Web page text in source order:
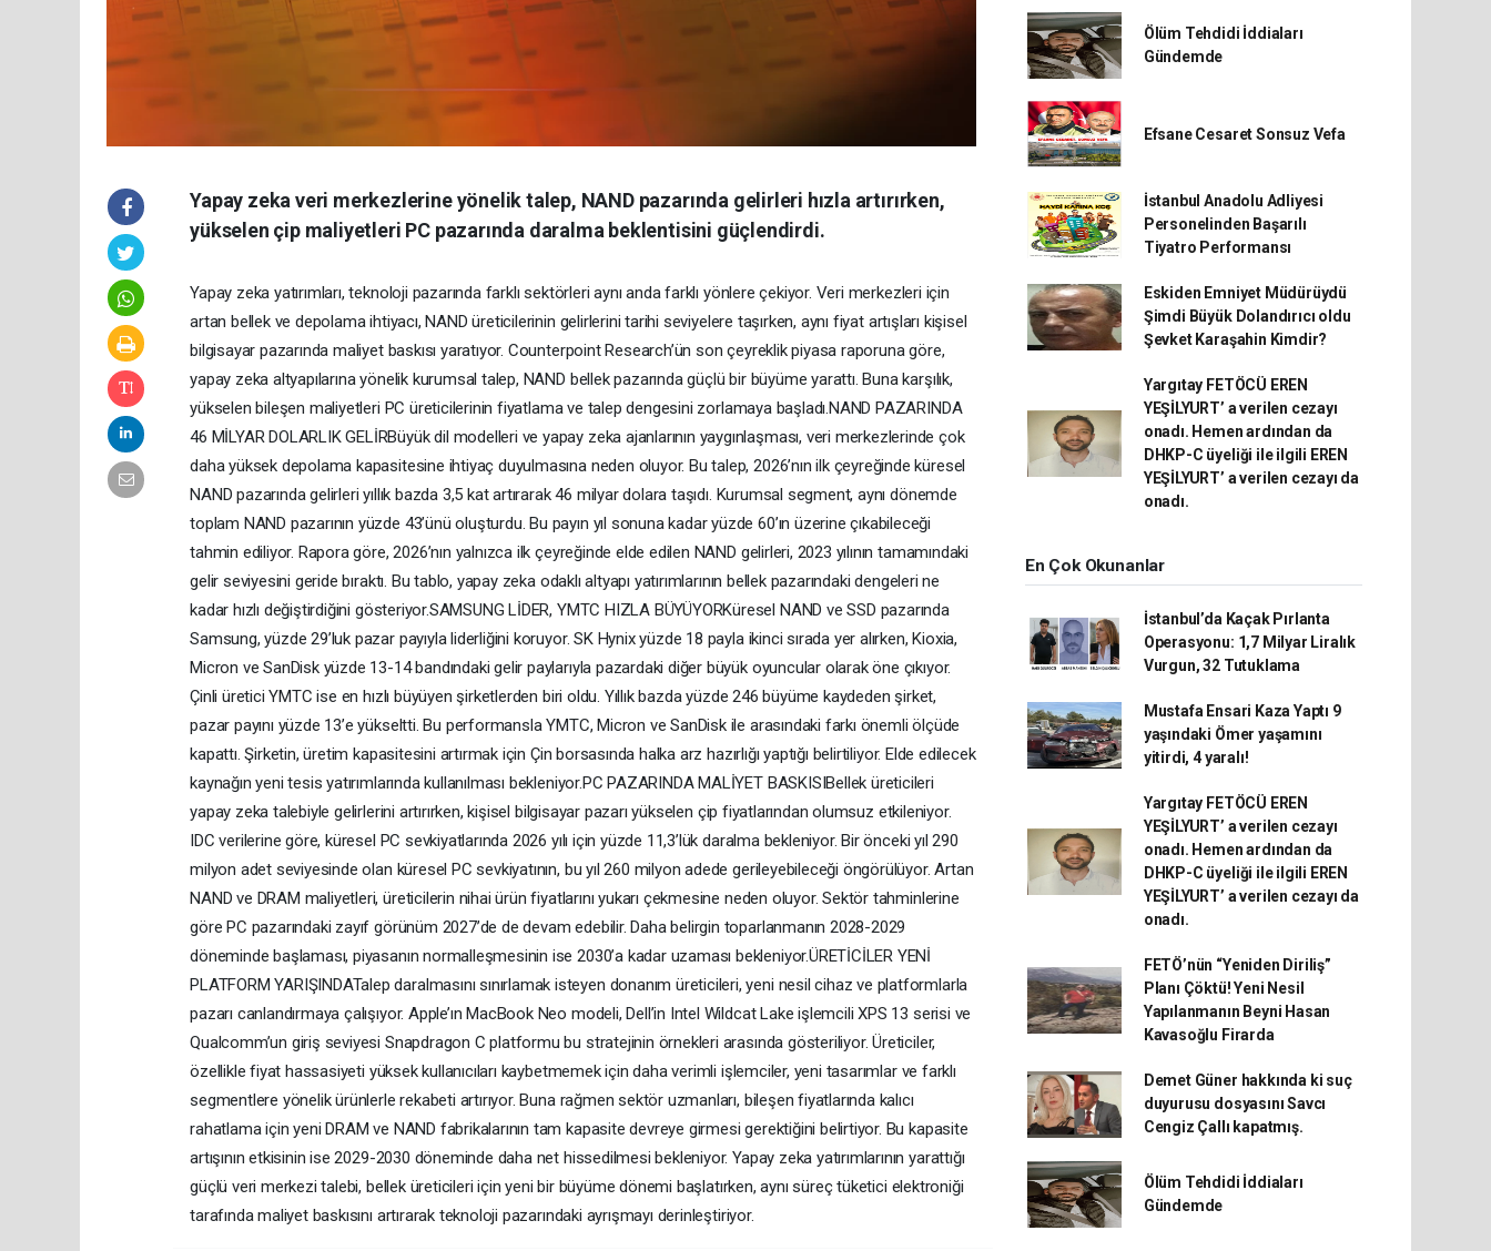
Yapay zeka veri merkezlerine yönelik talep, NAND pazarında gelirleri hızla artırırken,
yükselen çip maliyetleri PC pazarında daralma beklentisini güçlendirdi.
Yapay zeka yatırımları, teknoloji pazarında farklı sektörleri aynı anda farklı yönlere çekiyor. Veri merkezleri için
artan bellek ve depolama ihtiyacı, NAND üreticilerinin gelirlerini tarihi seviyelere taşırken, aynı fiyat artışları kişisel
bilgisayar pazarında maliyet baskısı yaratıyor. Counterpoint Research’ün son çeyreklik piyasa raporuna göre,
yapay zeka altyapılarına yönelik kurumsal talep, NAND bellek pazarında güçlü bir büyüme yarattı. Buna karşılık,
yükselen bileşen maliyetleri PC üreticilerinin fiyatlama ve talep dengesini zorlamaya başladı.NAND PAZARINDA
46 MİLYAR DOLARLIK GELİRBüyük dil modelleri ve yapay zeka ajanlarının yaygınlaşması, veri merkezlerinde çok
daha yüksek depolama kapasitesine ihtiyaç duyulmasına neden oluyor. Bu talep, 2026’nın ilk çeyreğinde küresel
NAND pazarında gelirleri yıllık bazda 3,5 kat artırarak 46 milyar dolara taşıdı. Kurumsal segment, aynı dönemde
toplam NAND pazarının yüzde 43’ünü oluşturdu. Bu payın yıl sonuna kadar yüzde 60’ın üzerine çıkabileceği
tahmin ediliyor. Rapora göre, 2026’nın yalnızca ilk çeyreğinde elde edilen NAND gelirleri, 2023 yılının tamamındaki
gelir seviyesini geride bıraktı. Bu tablo, yapay zeka odaklı altyapı yatırımlarının bellek pazarındaki dengeleri ne
kadar hızlı değiştirdiğini gösteriyor.SAMSUNG LİDER, YMTC HIZLA BÜYÜYORKüresel NAND ve SSD pazarında
Samsung, yüzde 29’luk pazar payıyla liderliğini koruyor. SK Hynix yüzde 18 payla ikinci sırada yer alırken, Kioxia,
Micron ve SanDisk yüzde 13-14 bandındaki gelir paylarıyla pazardaki diğer büyük oyuncular olarak öne çıkıyor.
Çinli üretici YMTC ise en hızlı büyüyen şirketlerden biri oldu. Yıllık bazda yüzde 246 büyüme kaydeden şirket,
pazar payını yüzde 13’e yükseltti. Bu performansla YMTC, Micron ve SanDisk ile arasındaki farkı önemli ölçüde
kapattı. Şirketin, üretim kapasitesini artırmak için Çin borsasında halka arz hazırlığı yaptığı belirtiliyor. Elde edilecek
kaynağın yeni tesis yatırımlarında kullanılması bekleniyor.PC PAZARINDA MALİYET BASKISIBellek üreticileri
yapay zeka talebiyle gelirlerini artırırken, kişisel bilgisayar pazarı yükselen çip fiyatlarından olumsuz etkileniyor.
IDC verilerine göre, küresel PC sevkiyatlarında 2026 yılı için yüzde 11,3’lük daralma bekleniyor. Bir önceki yıl 290
milyon adet seviyesinde olan küresel PC sevkiyatının, bu yıl 260 milyon adede gerileyebileceği öngörülüyor. Artan
NAND ve DRAM maliyetleri, üreticilerin nihai ürün fiyatlarını yukarı çekmesine neden oluyor. Sektör tahminlerine
göre PC pazarındaki zayıf görünüm 2027’de de devam edebilir. Daha belirgin toparlanmanın 2028-2029
döneminde başlaması, piyasanın normalleşmesinin ise 2030’a kadar uzaması bekleniyor.ÜRETİCİLER YENİ
PLATFORM YARIŞINDATalep daralmasını sınırlamak isteyen donanım üreticileri, yeni nesil cihaz ve platformlarla
pazarı canlandırmaya çalışıyor. Apple’ın MacBook Neo modeli, Dell’in Intel Wildcat Lake işlemcili XPS 13 serisi ve
Qualcomm’un giriş seviyesi Snapdragon C platformu bu stratejinin örnekleri arasında gösteriliyor. Üreticiler,
özellikle fiyat hassasiyeti yüksek kullanıcıları kaybetmemek için daha verimli işlemciler, yeni tasarımlar ve farklı
segmentlere yönelik ürünlerle rekabeti artırıyor. Buna rağmen sektör uzmanları, bileşen fiyatlarında kalıcı
rahatlama için yeni DRAM ve NAND fabrikalarının tam kapasite devreye girmesi gerektiğini belirtiyor. Bu kapasite
artışının etkisinin ise 2029-2030 döneminde daha net hissedilmesi bekleniyor. Yapay zeka yatırımlarının yarattığı
güçlü veri merkezi talebi, bellek üreticileri için yeni bir büyüme dönemi başlatırken, aynı süreç tüketici elektroniği
tarafında maliyet baskısını artırarak teknoloji pazarındaki ayrışmayı derinleştiriyor.
Ölüm Tehdidi İddiaları
Gündemde
Efsane Cesaret Sonsuz Vefa
İstanbul Anadolu Adliyesi
Personelinden Başarılı
Tiyatro Performansı
Eskiden Emniyet Müdürüydü
Şimdi Büyük Dolandırıcı oldu
Şevket Karaşahin Kimdir?
Yargıtay FETÖCÜ EREN
YEŞİLYURT’ a verilen cezayı
onadı. Hemen ardından da
DHKP-C üyeliği ile ilgili EREN
YEŞİLYURT’ a verilen cezayı da
onadı.
En Çok Okunanlar
İstanbul’da Kaçak Pırlanta
Operasyonu: 1,7 Milyar Liralık
Vurgun, 32 Tutuklama
Mustafa Ensari Kaza Yaptı 9
yaşındaki Ömer yaşamını
yitirdi, 4 yaralı!
Yargıtay FETÖCÜ EREN
YEŞİLYURT’ a verilen cezayı
onadı. Hemen ardından da
DHKP-C üyeliği ile ilgili EREN
YEŞİLYURT’ a verilen cezayı da
onadı.
FETÖ’nün “Yeniden Diriliş”
Planı Çöktü! Yeni Nesil
Yapılanmanın Beyni Hasan
Kavasoğlu Firarda
Demet Güner hakkında ki suç
duyurusu dosyasını Savcı
Cengiz Çallı kapatmış.
Ölüm Tehdidi İddiaları
Gündemde